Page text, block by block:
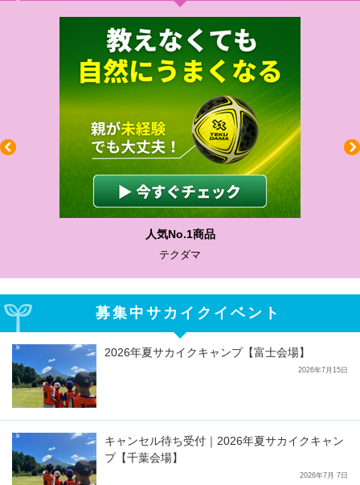
人気No.1商品
テクダマ
募集中サカイクイベント
2026年夏サカイクキャンプ【富士会場】
2026年7月15日
キャンセル待ち受付｜2026年夏サカイクキャン
プ【千葉会場】
2026年7月 7日